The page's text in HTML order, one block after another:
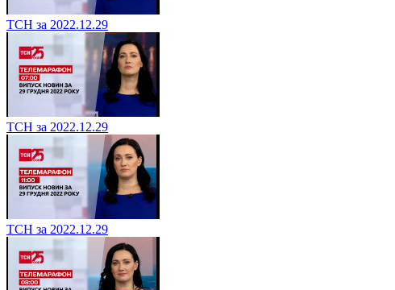
ТСН за 2022.12.29
ТСН за 2022.12.29
ТСН за 2022.12.29